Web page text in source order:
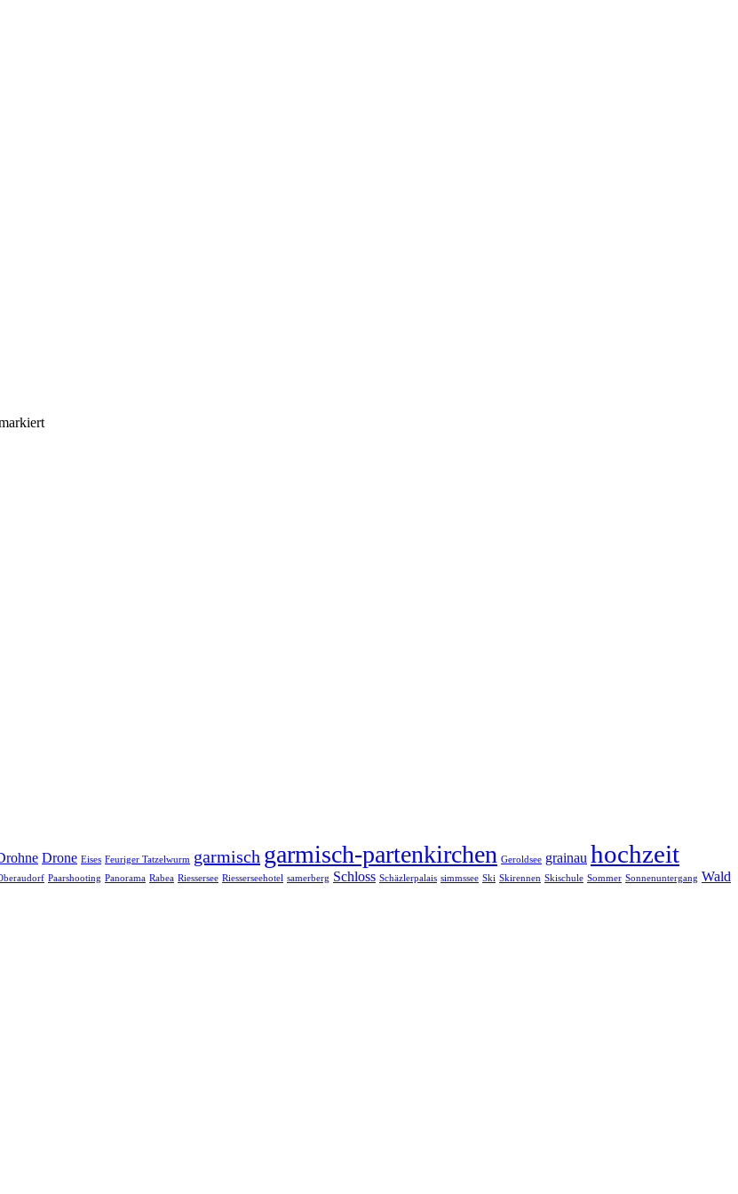
Drone Eises Feuriger Tatzelwurm garmisch garmisch-partenkirchen Geroldsee grainau hochzeit
Paarshooting Panorama Rabea Riessersee Riesserseehotel samerberg Schloss Schäzlerpalais simmssee Ski Skirennen Skischule Sommer Sonnenuntergang Wald